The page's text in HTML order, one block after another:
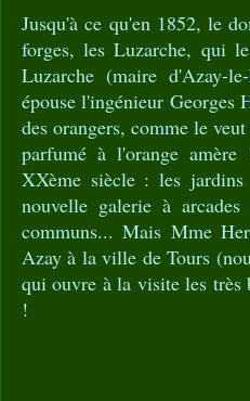
Jusqu'à ce qu'en 1852, le
forges, les Luzarche, qui
Luzarche (maire d'Azay-
épouse l'ingénieur Georges
des orangers, comme le
parfumé à l'orange amère
XXème siècle : les
nouvelle galerie à
communs... Mais Mme
Azay à la ville de Tours
qui ouvre à la visite les très
!